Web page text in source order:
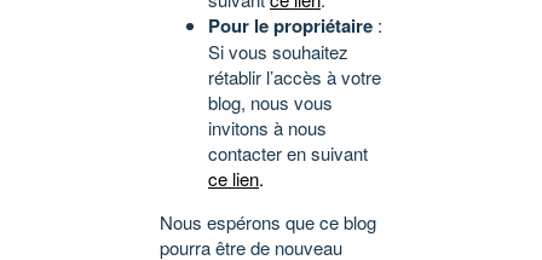
Pour le propriétaire :
Si vous souhaitez
rétablir l’accès à votre
blog, nous vous
invitons à nous
contacter en suivant
ce lien.
Nous espérons que ce blog
pourra être de nouveau